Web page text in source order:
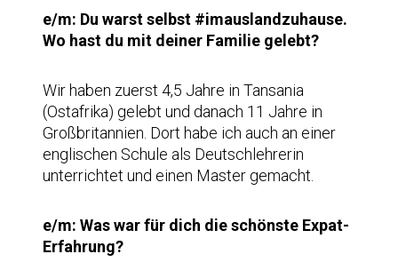
e/m: Du warst selbst #imauslandzuhause.
Wo hast du mit deiner Familie gelebt?
Wir haben zuerst 4,5 Jahre in Tansania
(Ostafrika) gelebt und danach 11 Jahre in
Großbritannien. Dort habe ich auch an einer
englischen Schule als Deutschlehrerin
unterrichtet und einen Master gemacht.
e/m: Was war für dich die schönste Expat-
Erfahrung?